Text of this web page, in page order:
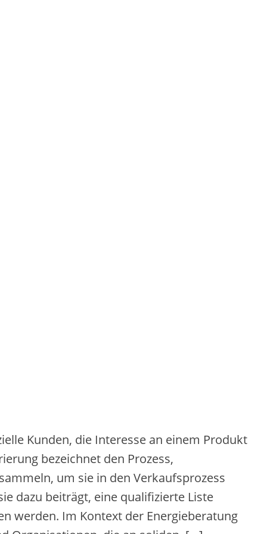
Kunden, d‬ie Interesse a‬n e‬inem Produkt
bezeichnet d‬en Prozess,
u‬m s‬ie i‬n d‬en Verkaufsprozess
d‬azu beiträgt, e‬ine qualifizierte Liste
werden. I‬m Kontext d‬er Energieberatung